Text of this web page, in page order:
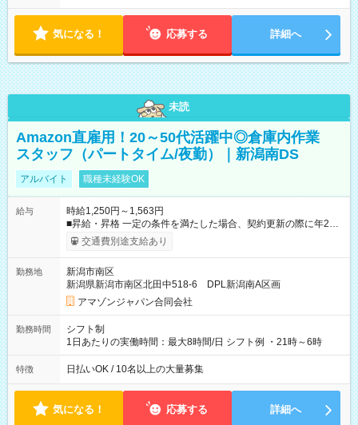
気になる！ 応募する 詳細へ
未読
Amazon直雇用！20～50代活躍中◎倉庫内作業
スタッフ（パートタイム/夜勤）｜新潟南DS
アルバイト 職種未経験OK
給与
時給1,250円～1,563円
■昇給・昇格 一定の条件を満たした場合、契約更新の際に年2回
まで昇給の機会があります。 ■正社員登用制度あり ※月末締/翌
月25日支払い ※時間外手当、別途支給 ※深夜割増賃金 (22:00～
☆Amazon直雇用で安定して働けます！ 【試用期間】試用期間
あり 試用期間の長さ：1週間 雇用形態、給与は本採用時と同じ
です。
交通費別途支給あり
勤務地
新潟市南区
新潟県新潟市南区北田中518-6 DPL新潟南A区画
アマゾンジャパン合同会社
勤務時間
シフト制
1日あたりの実働時間：最大8時間/日 シフト例 ・21時～6時
特徴 日払いOK / 10名以上の大量募集
気になる！ 応募する 詳細へ